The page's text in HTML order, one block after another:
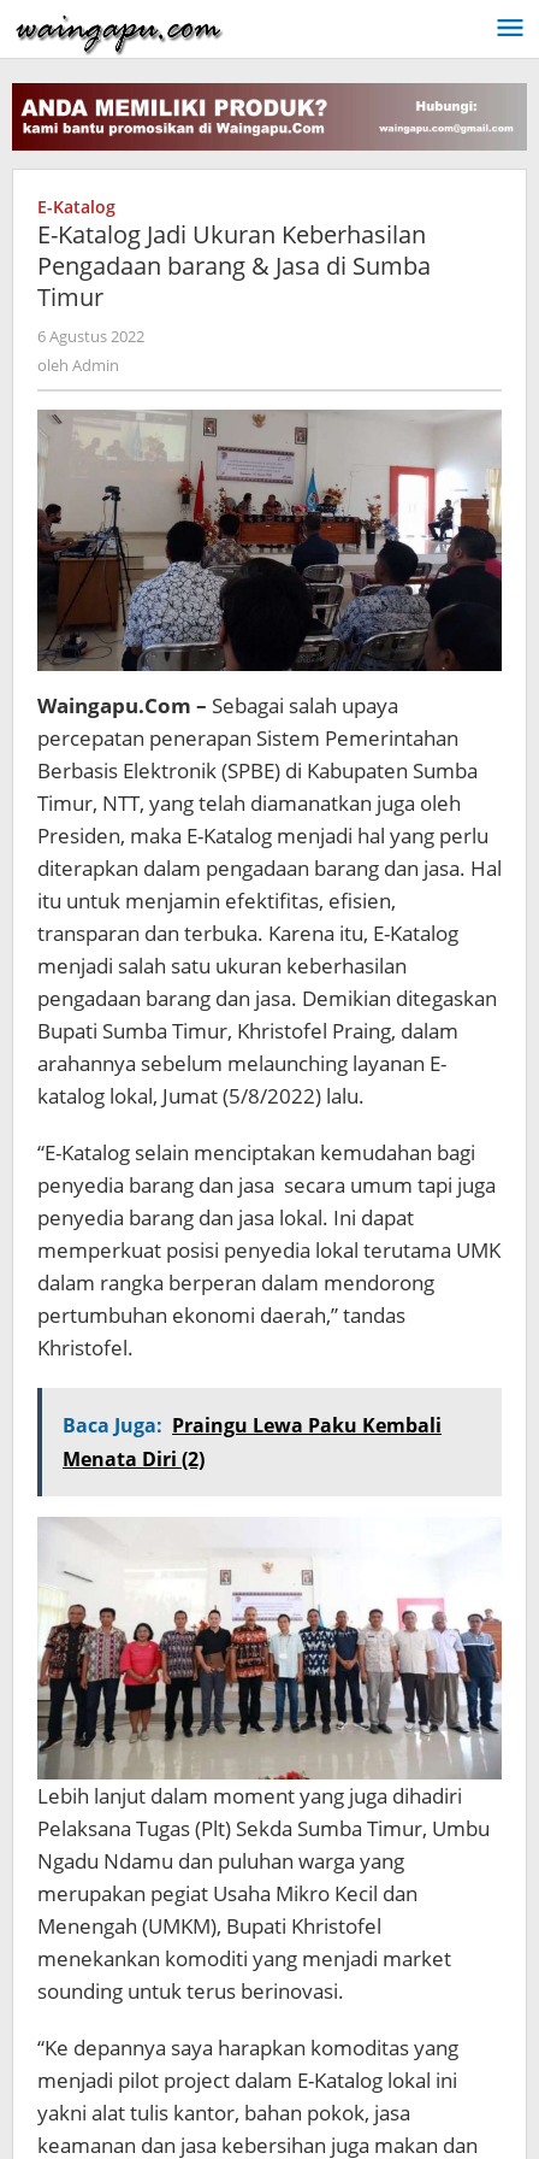
ke
konten
E-Katalog
E-Katalog Jadi Ukuran Keberhasilan
Pengadaan barang & Jasa di Sumba
Timur
6 Agustus 2022
oleh Admin
Waingapu.Com – Sebagai salah upaya
percepatan penerapan Sistem Pemerintahan
Berbasis Elektronik (SPBE) di Kabupaten Sumba
Timur, NTT, yang telah diamanatkan juga oleh
Presiden, maka E-Katalog menjadi hal yang perlu
diterapkan dalam pengadaan barang dan jasa. Hal
itu untuk menjamin efektifitas, efisien,
transparan dan terbuka. Karena itu, E-Katalog
menjadi salah satu ukuran keberhasilan
pengadaan barang dan jasa. Demikian ditegaskan
Bupati Sumba Timur, Khristofel Praing, dalam
arahannya sebelum melaunching layanan E-
katalog lokal, Jumat (5/8/2022) lalu.
“E-Katalog selain menciptakan kemudahan bagi
penyedia barang dan jasa secara umum tapi juga
penyedia barang dan jasa lokal. Ini dapat
memperkuat posisi penyedia lokal terutama UMK
dalam rangka berperan dalam mendorong
pertumbuhan ekonomi daerah,” tandas
Khristofel.
Baca Juga: Praingu Lewa Paku Kembali
Menata Diri (2)
Lebih lanjut dalam moment yang juga dihadiri
Pelaksana Tugas (Plt) Sekda Sumba Timur, Umbu
Ngadu Ndamu dan puluhan warga yang
merupakan pegiat Usaha Mikro Kecil dan
Menengah (UMKM), Bupati Khristofel
menekankan komoditi yang menjadi market
sounding untuk terus berinovasi.
“Ke depannya saya harapkan komoditas yang
menjadi pilot project dalam E-Katalog lokal ini
yakni alat tulis kantor, bahan pokok, jasa
keamanan dan jasa kebersihan juga makan dan